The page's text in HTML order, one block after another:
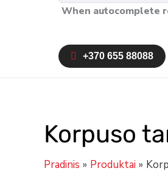
When autocomplete
+370 655 88088
Korpuso
Pradinis Produktai